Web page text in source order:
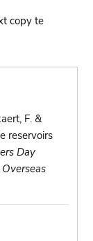
copy te
F. &
reservoirs
Day